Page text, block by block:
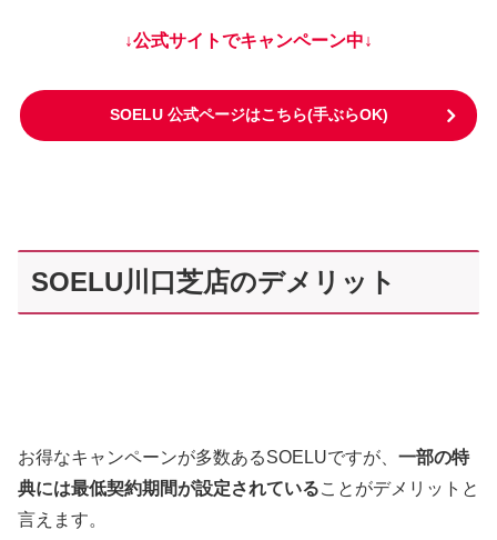
↓公式サイトでキャンペーン中↓
SOELU 公式ページはこちら(手ぶらOK)
SOELU川口芝店のデメリット
お得なキャンペーンが多数あるSOELUですが、 一部の特
典には最低契約期間が設定されていることがデメリットと
言えます。